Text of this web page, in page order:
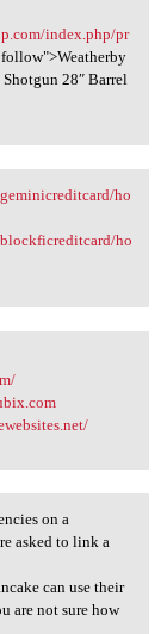
index.php/pr
28″ Barrel
ho
ho
on a
asked to link a
can use their
are not sure how